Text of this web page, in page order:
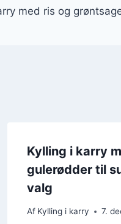
med ris og
Kylling i karry
gulerødder til
valg
Af Kylling i karry 7.